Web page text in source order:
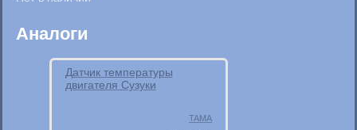
Аналоги
Датчик температуры
двигателя Сузуки
TAMA